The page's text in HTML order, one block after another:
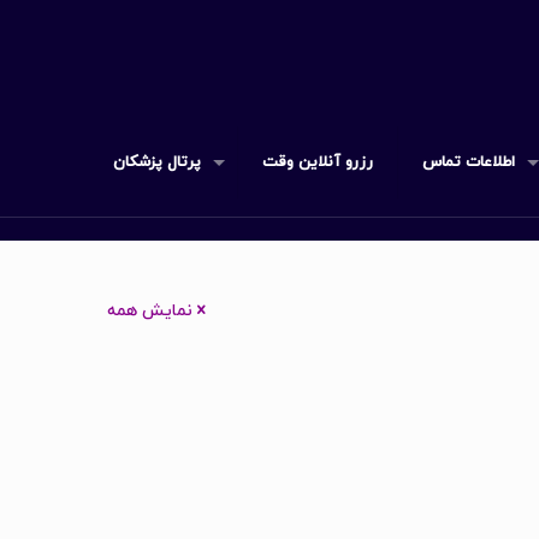
اطلاعات تماس رزرو آنلاین وقت پرتال پزشکان
نمایش همه